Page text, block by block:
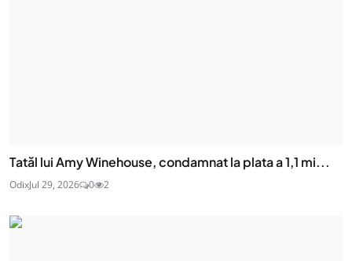
Tatăl lui Amy Winehouse, condamnat la plata a 1,1 mi...
OdixJul 29, 2026 0 2